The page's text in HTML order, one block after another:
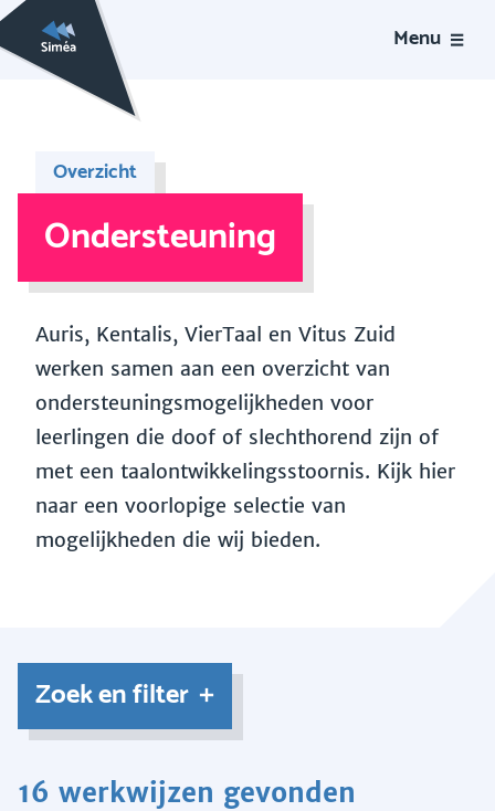
Menu
Overzicht
Ondersteuning
Auris, Kentalis, VierTaal en Vitus Zuid
werken samen aan een overzicht van
ondersteuningsmogelijkheden voor
leerlingen die doof of slechthorend zijn of
met een taalontwikkelingsstoornis. Kijk hier
naar een voorlopige selectie van
mogelijkheden die wij bieden.
Zoek en filter
16 werkwijzen gevonden